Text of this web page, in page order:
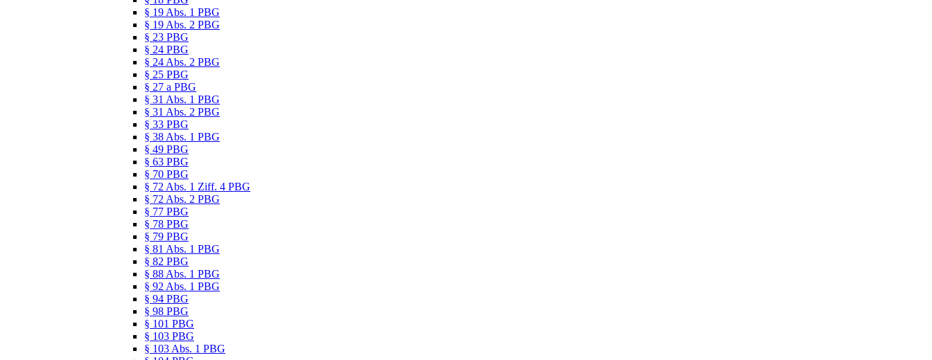
§ 19 Abs. 1 PBG
§ 19 Abs. 2 PBG
§ 23 PBG
§ 24 PBG
§ 24 Abs. 2 PBG
§ 25 PBG
§ 27 a PBG
§ 31 Abs. 1 PBG
§ 31 Abs. 2 PBG
§ 33 PBG
§ 38 Abs. 1 PBG
§ 49 PBG
§ 63 PBG
§ 70 PBG
§ 72 Abs. 1 Ziff. 4 PBG
§ 72 Abs. 2 PBG
§ 77 PBG
§ 78 PBG
§ 79 PBG
§ 81 Abs. 1 PBG
§ 82 PBG
§ 88 Abs. 1 PBG
§ 92 Abs. 1 PBG
§ 94 PBG
§ 98 PBG
§ 101 PBG
§ 103 PBG
§ 103 Abs. 1 PBG